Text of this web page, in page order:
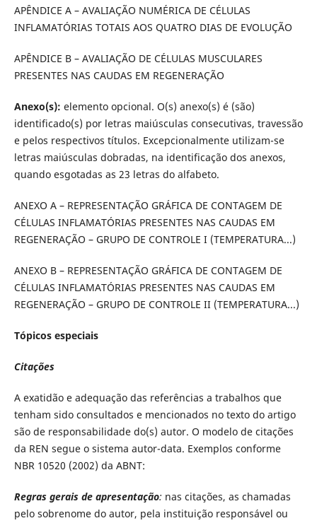
APÊNDICE A – AVALIAÇÃO NUMÉRICA DE CÉLULAS
INFLAMATÓRIAS TOTAIS AOS QUATRO DIAS DE EVOLUÇÃO
APÊNDICE B – AVALIAÇÃO DE CÉLULAS MUSCULARES
PRESENTES NAS CAUDAS EM REGENERAÇÃO
Anexo(s): elemento opcional. O(s) anexo(s) é (são)
identificado(s) por letras maiúsculas consecutivas, travessão
e pelos respectivos títulos. Excepcionalmente utilizam-se
letras maiúsculas dobradas, na identificação dos anexos,
quando esgotadas as 23 letras do alfabeto.
ANEXO A – REPRESENTAÇÃO GRÁFICA DE CONTAGEM DE
CÉLULAS INFLAMATÓRIAS PRESENTES NAS CAUDAS EM
REGENERAÇÃO – GRUPO DE CONTROLE I (TEMPERATURA...)
ANEXO B – REPRESENTAÇÃO GRÁFICA DE CONTAGEM DE
CÉLULAS INFLAMATÓRIAS PRESENTES NAS CAUDAS EM
REGENERAÇÃO – GRUPO DE CONTROLE II (TEMPERATURA...)
Tópicos especiais
Citações
A exatidão e adequação das referências a trabalhos que
tenham sido consultados e mencionados no texto do artigo
são de responsabilidade do(s) autor. O modelo de citações
da REN segue o sistema autor-data. Exemplos conforme
NBR 10520 (2002) da ABNT:
Regras gerais de apresentação: nas citações, as chamadas
pelo sobrenome do autor, pela instituição responsável ou